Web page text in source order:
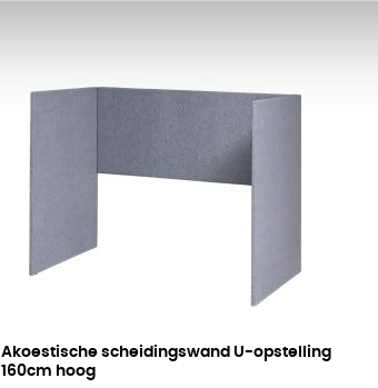
Akoestische scheidingswand U-opstelling
160cm hoog